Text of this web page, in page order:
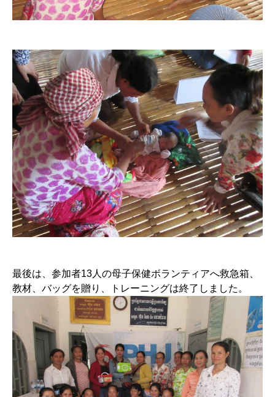
最後は、参加者13人の母子保健ボランティアへ救急箱、
教材、バッグを贈り、トレーニングは終了しました。